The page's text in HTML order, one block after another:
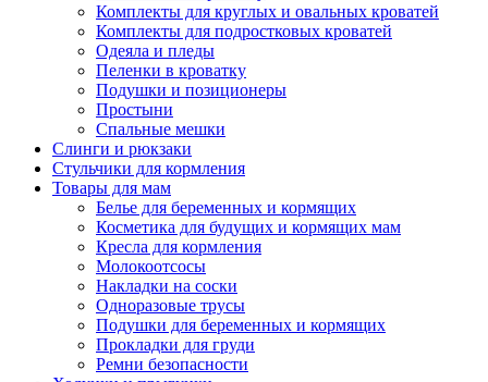
Комплекты для круглых и овальных кроватей
Комплекты для подростковых кроватей
Одеяла и пледы
Пеленки в кроватку
Подушки и позиционеры
Простыни
Спальные мешки
Слинги и рюкзаки
Стульчики для кормления
Товары для мам
Белье для беременных и кормящих
Косметика для будущих и кормящих мам
Кресла для кормления
Молокоотсосы
Накладки на соски
Одноразовые трусы
Подушки для беременных и кормящих
Прокладки для груди
Ремни безопасности